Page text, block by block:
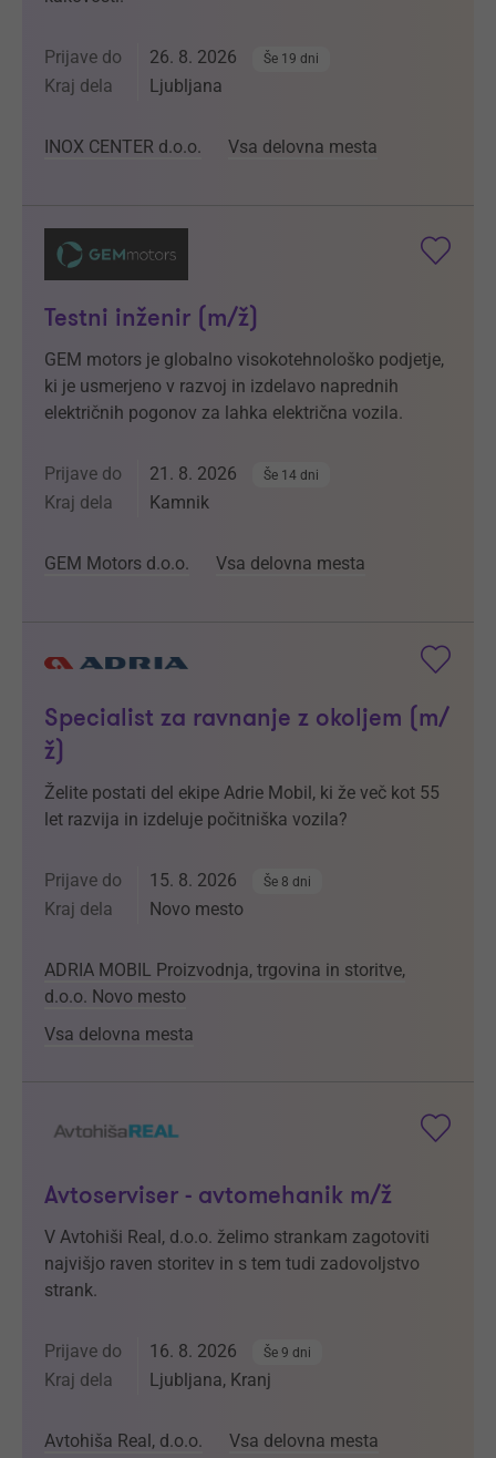
Prijave do 26. 8. 2026 Še 19 dni
Kraj dela Ljubljana
INOX CENTER d.o.o. Vsa delovna mesta
Testni inženir (m/ž)
GEM motors je globalno visokotehnološko podjetje,
ki je usmerjeno v razvoj in izdelavo naprednih
električnih pogonov za lahka električna vozila.
Prijave do 21. 8. 2026 Še 14 dni
Kraj dela Kamnik
GEM Motors d.o.o. Vsa delovna mesta
Specialist za ravnanje z okoljem (m/
ž)
Želite postati del ekipe Adrie Mobil, ki že več kot 55
let razvija in izdeluje počitniška vozila?
Prijave do 15. 8. 2026 Še 8 dni
Kraj dela Novo mesto
ADRIA MOBIL Proizvodnja, trgovina in storitve,
d.o.o. Novo mesto
Vsa delovna mesta
Avtoserviser - avtomehanik m/ž
V Avtohiši Real, d.o.o. želimo strankam zagotoviti
najvišjo raven storitev in s tem tudi zadovoljstvo
strank.
Prijave do 16. 8. 2026 Še 9 dni
Kraj dela Ljubljana, Kranj
Avtohiša Real, d.o.o. Vsa delovna mesta